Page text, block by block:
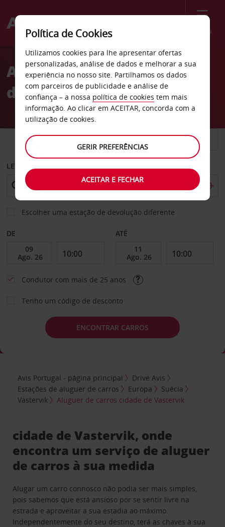
Menu
Welcome
AvisAluguer de carros cidade
de Vastervik
CARRO COMERCIAIS
LEVANTAR EM
Escolher uma estação de devolução diferente
DE ATÉ
Condutor com mais de 25 anos
Tenho um código de desconto
ENCONTRAR CARROS
Avis Portugal - página principal
Drive Avis
Estações de aluguer de carros
Europa
Suécia
Västervik
Aluguer de carros cidade de Vastervik
cidade de Vastervik, onde
encontra um serviço de aluguer
de carros à sua medida
Alugar um carro connosco não podia ser mais simples,
pois sabemos que está ansioso por se sentir livre na
estrada e aproveitar a sua estadia ao máximo.
Independentemente do seu destino, terá as chaves à sua
Política de Cookies
Utilizamos cookies para lhe apresentar ofertas
personalizadas, análise de dados e melhorar a sua
experiência no nosso site. Partilhamos os dados
com parceiros de publicidade e análise de
confiança – a nossa política de cookies tem mais
informação. Ao clicar em ACEITAR, concorda com a
utilização de cookies.
GERIR PREFERÊNCIAS
ACEITAR E FECHAR